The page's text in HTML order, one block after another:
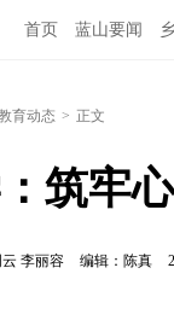
首页 蓝山要闻
育动态 > 正文
筑牢
李丽容 编辑：陈真